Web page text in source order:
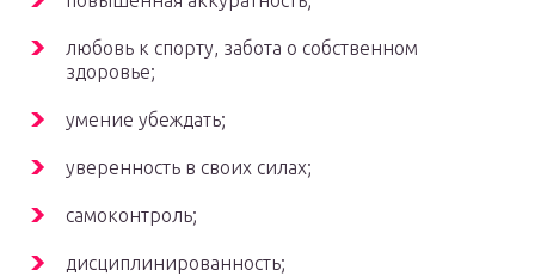
любовь к спорту, забота о собственном
здоровье;
умение убеждать;
уверенность в своих силах;
самоконтроль;
дисциплинированность;